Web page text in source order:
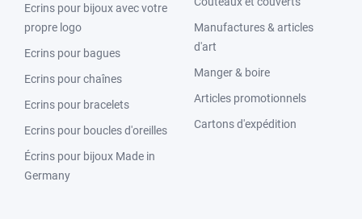
Ecrins pour bijoux avec votre
propre logo
Ecrins pour bagues
Ecrins pour chaînes
Ecrins pour bracelets
Ecrins pour boucles d'oreilles
Écrins pour bijoux Made in
Germany
Manufactures & articles
d'art
Manger & boire
Articles promotionnels
Cartons d'expédition